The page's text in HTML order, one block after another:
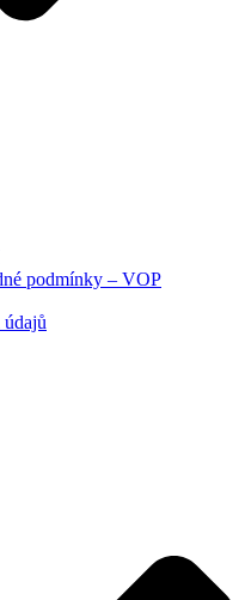
podmínky – VOP
údajů